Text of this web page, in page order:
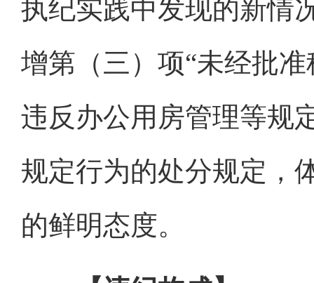
执纪实践中发现的新情
增第（三）项“未经批
违反办公用房管理等规
规定行为的处分规定，
的鲜明态度。